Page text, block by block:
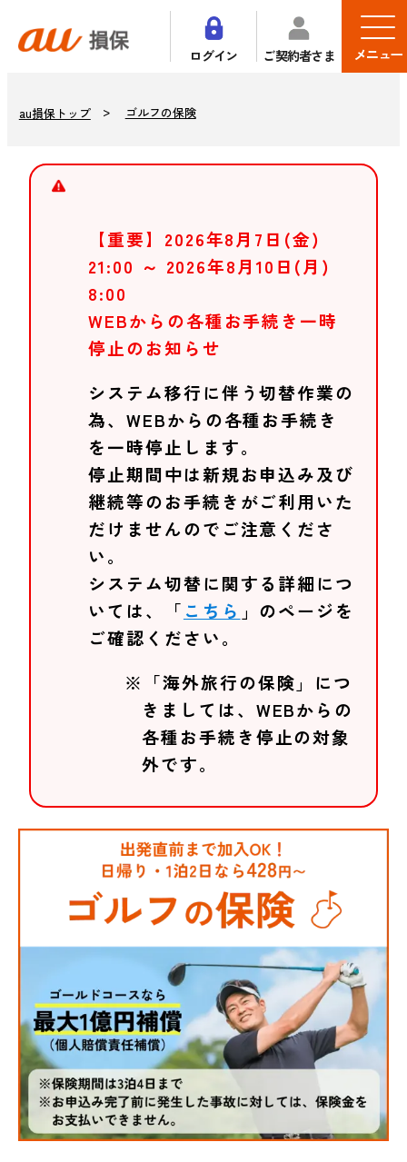
ログイン ご契約者さま メニュー
au損保トップ ゴルフの保険
【重要】2026年8月7日(金)
21:00 ～ 2026年8月10日(月)
8:00
WEBからの各種お手続き一時
停止のお知らせ
システム移行に伴う切替作業の
為、WEBからの各種お手続き
を一時停止します。
停止期間中は新規お申込み及び
継続等のお手続きがご利用いた
だけませんのでご注意くださ
い。
システム切替に関する詳細につ
いては、「 こちら 」のページを
ご確認ください。
※「海外旅行の保険」につ
きましては、WEBからの
各種お手続き停止の対象
外です。